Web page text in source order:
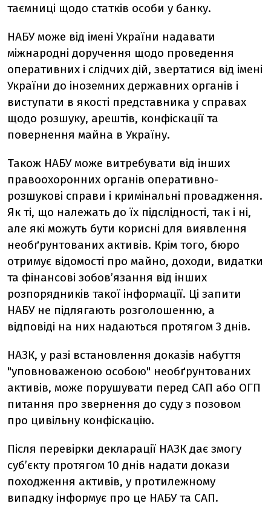
таємниці щодо статків особи у банку.
НАБУ може від імені України надавати
міжнародні доручення щодо проведення
оперативних і слідчих дій, звертатися від імені
України до іноземних державних органів і
виступати в якості представника у справах
щодо розшуку, арештів, конфіскації та
повернення майна в Україну.
Також НАБУ може витребувати від інших
правоохоронних органів оперативно-
розшукові справи і кримінальні провадження.
Як ті, що належать до їх підслідності, так і ні,
але які можуть бути корисні для виявлення
необґрунтованих активів. Крім того, бюро
отримує відомості про майно, доходи, видатки
та фінансові зобов’язання від інших
розпорядників такої інформації. Ці запити
НАБУ не підлягають розголошенню, а
відповіді на них надаються протягом 3 днів.
НАЗК, у разі встановлення доказів набуття
"уповноваженою особою" необґрунтованих
активів, може порушувати перед САП або ОГП
питання про звернення до суду з позовом
про цивільну конфіскацію.
Після перевірки декларації НАЗК дає змогу
суб’єкту протягом 10 днів надати докази
походження активів, у протилежному
випадку інформує про це НАБУ та САП.